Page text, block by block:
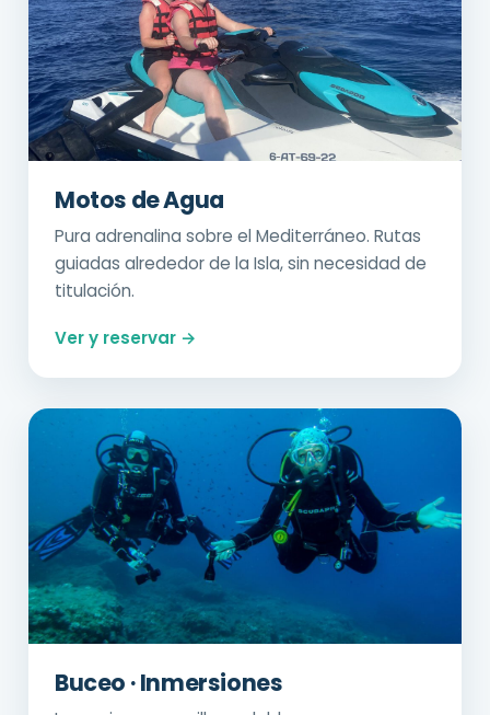
Motos de Agua
Pura adrenalina sobre el Mediterráneo. Rutas
guiadas alrededor de la Isla, sin necesidad de
titulación.
Ver y reservar →
Buceo · Inmersiones